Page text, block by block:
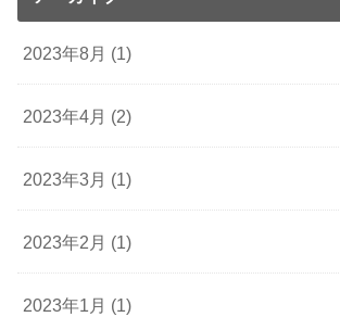
2023年8月 (1)
2023年4月 (2)
2023年3月 (1)
2023年2月 (1)
2023年1月 (1)